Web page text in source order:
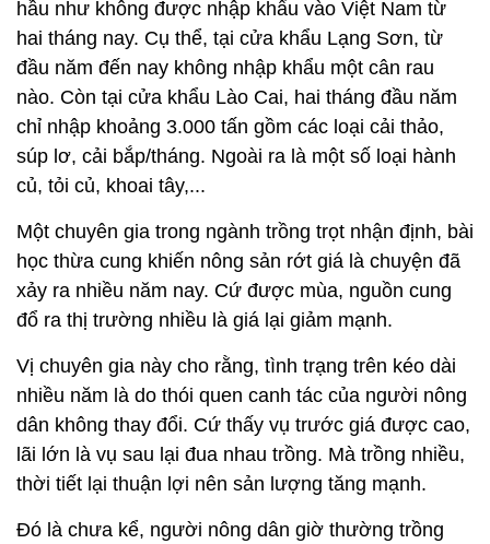
hầu như không được nhập khẩu vào Việt Nam từ
hai tháng nay. Cụ thể, tại cửa khẩu Lạng Sơn, từ
đầu năm đến nay không nhập khẩu một cân rau
nào. Còn tại cửa khẩu Lào Cai, hai tháng đầu năm
chỉ nhập khoảng 3.000 tấn gồm các loại cải thảo,
súp lơ, cải bắp/tháng. Ngoài ra là một số loại hành
củ, tỏi củ, khoai tây,...
Một chuyên gia trong ngành trồng trọt nhận định, bài
học thừa cung khiến nông sản rớt giá là chuyện đã
xảy ra nhiều năm nay. Cứ được mùa, nguồn cung
đổ ra thị trường nhiều là giá lại giảm mạnh.
Vị chuyên gia này cho rằng, tình trạng trên kéo dài
nhiều năm là do thói quen canh tác của người nông
dân không thay đổi. Cứ thấy vụ trước giá được cao,
lãi lớn là vụ sau lại đua nhau trồng. Mà trồng nhiều,
thời tiết lại thuận lợi nên sản lượng tăng mạnh.
Đó là chưa kể, người nông dân giờ thường trồng